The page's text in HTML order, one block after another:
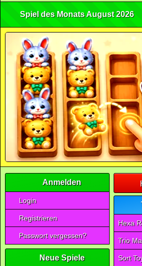
Spiel des Monats August 2026
Anmelden
Login
Registrieren
Passwort vergessen?
Neue Spiele
Hexa
Trio
Sort